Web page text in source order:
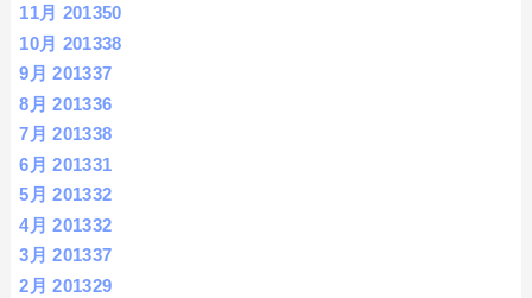
11月 201350
10月 201338
9月 201337
8月 201336
7月 201338
6月 201331
5月 201332
4月 201332
3月 201337
2月 201329